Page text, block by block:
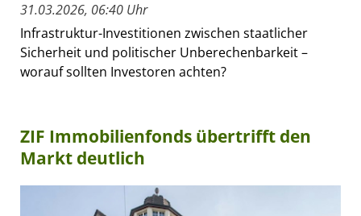
31.03.2026, 06:40 Uhr
Infrastruktur-Investitionen zwischen staatlicher
Sicherheit und politischer Unberechenbarkeit –
worauf sollten Investoren achten?
ZIF Immobilienfonds übertrifft den
Markt deutlich